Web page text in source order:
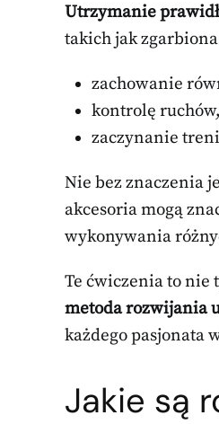
Utrzymanie
takich jak
zachowanie
kontrolę ruchów,
zaczynanie
Nie bez znaczenia
akcesoria mogą
wykonywania
Te ćwiczenia to nie
metoda rozwijania
każdego pasjonata
Jakie są